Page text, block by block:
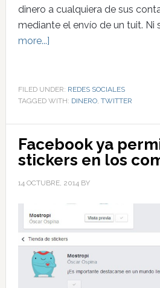
dinero a cualquiera de sus
mediante el envío de un tuit. Ni
more...]
FILED UNDER: REDES SOCIALES
TAGGED WITH: DINERO, TWITTER
Facebook ya
stickers en los
14 OCTUBRE, 2014 BY